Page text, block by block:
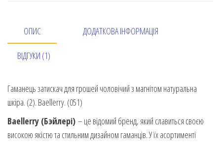
ОПИС ДОДАТКОВА ІНФОРМАЦІЯ
ВІДГУКИ (1)
Гаманець затискач для грошей чоловічий з магнітом натуральна
шкіра. (2). Baellerry. (051)
Baellerry (Бэйлері) – це відомий бренд, який славиться своєю
високою якістю та стильним дизайном гаманців. У їх асортименті